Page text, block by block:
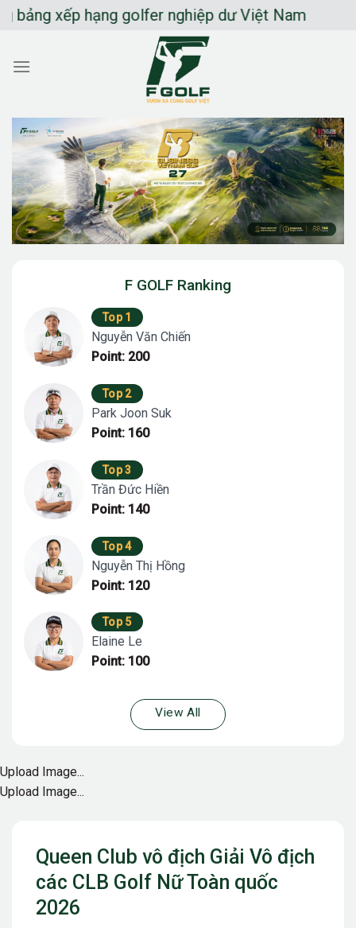
Chuyển
dung
xếp hạng golfer nghiệp dư Việt Nam
Queen Club vô địch Giải Vô địch
các CLB Golf Nữ Toàn quốc
2026
F GOLF Ranking
Top 1
Nguyễn Văn Chiến
Point: 200
Top 2
Park Joon Suk
Point: 160
Top 3
Trần Đức Hiền
Point: 140
Top 4
Nguyễn Thị Hồng
Point: 120
Top 5
Elaine Le
Point: 100
View All
Upload Image...
Upload Image...